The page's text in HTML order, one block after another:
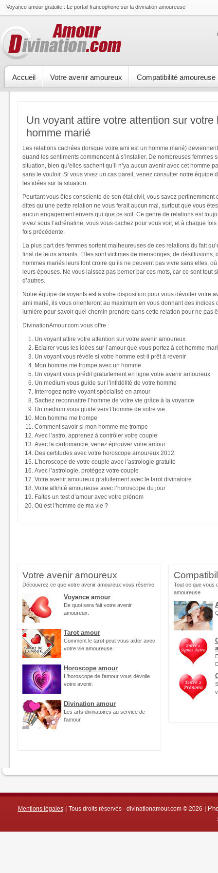
Voyance amour gratuite : Le portail francophone sur la divination amoureuse
Accueil Votre avenir amoureux Compatibilité amoureuse
Un voyant attire votre attention sur votre
homme marié
Les relations cachées (lorsque votre ami est un homme marié)
quand les sentiments commencent à s’installer. De nombreuses femmes
situation, bien qu’elles sachent qu’il n’ya aucun avenir avec cet homme
sans le vouloir. Si vous vivez un cas pareil, venez consulter notre équipe
les idées sur la situation.
Pourtant vous êtes consciente de son état civil, vous savez pertinemment
dites qu’une petite relation ne vous ferait aucun mal, surtout que vous
aucun engagement envers qui que ce soit. Ce genre de relations est
vivez sous l’adrénaline, vous vous cachez pour vous voir, et à chaque
fois précédente.
La plus part des femmes sortent malheureuses de ces relations du fait
final de leurs amants. Elles sont victimes de mensonges, de désillusions,
hommes mariés leurs font croire qu’ils ne peuvent pas vivre sans elles,
leurs épouses. Ne vous laissez pas berner par ces mots, car ce sont tout
d’autres.
Notre équipe de voyants est à votre disposition pour vous dévoiler votre
ami marié, ils vous orienteront au maximum en vous donnant des indices
lumière pour savoir quel chemin prendre dans cette relation pour ne pas
DivinationAmour.com vous offre :
Un voyant attire votre attention sur votre avenir amoureux
Eclairer vous les idées sur l’amour que vous portez à cet homme
Un voyant vous révèle si votre homme est-il prêt à revenir
Mon homme me trompe avec un homme
Un voyant vous prédit gratuitement en ligne votre avenir amoureux
Un medium vous guide sur l’infidélité de votre homme
Interrogez notre voyant spécialisé en amour
Sachez reconnaitre l’homme de votre vie grâce à la voyance
Un medium vous guide vers l’homme de votre vie
Mon homme me trompe
Comment savoir si mon homme me trompe
Avec l’astro, apprenez à contrôler votre couple
Avec la cartomancie, venez éprouver votre amour
Des certitudes avec votre horoscope amoureux 2012
L’horoscope de votre couple avec l’astrologie gratuite
Avec l’astrologie, protégez votre couple
Votre avenir amoureux gratuitement avec le tarot divinatoire
Votre affinité amoureuse avec l’horoscope du jour
Faites un test d’amour avec votre prénom
Où est l’homme de ma vie ?
Votre avenir amoureux
Découvrez ce que votre avenir amoureux vous réserve
Voyance amour
De quoi sera fait votre avenir
amoureux.
Tarot amour
Comment le tarot peut vous aider avec
votre vie amoureuse.
Horoscope amour
L'horoscope de l'amour vous dévoile
votre avenir.
Divination amour
Les arts divinatoires au service de
l'amour.
Tout ce que vous
amoureuse
Mentions légales| Tous droits réservés - divinationamour.com © 2026